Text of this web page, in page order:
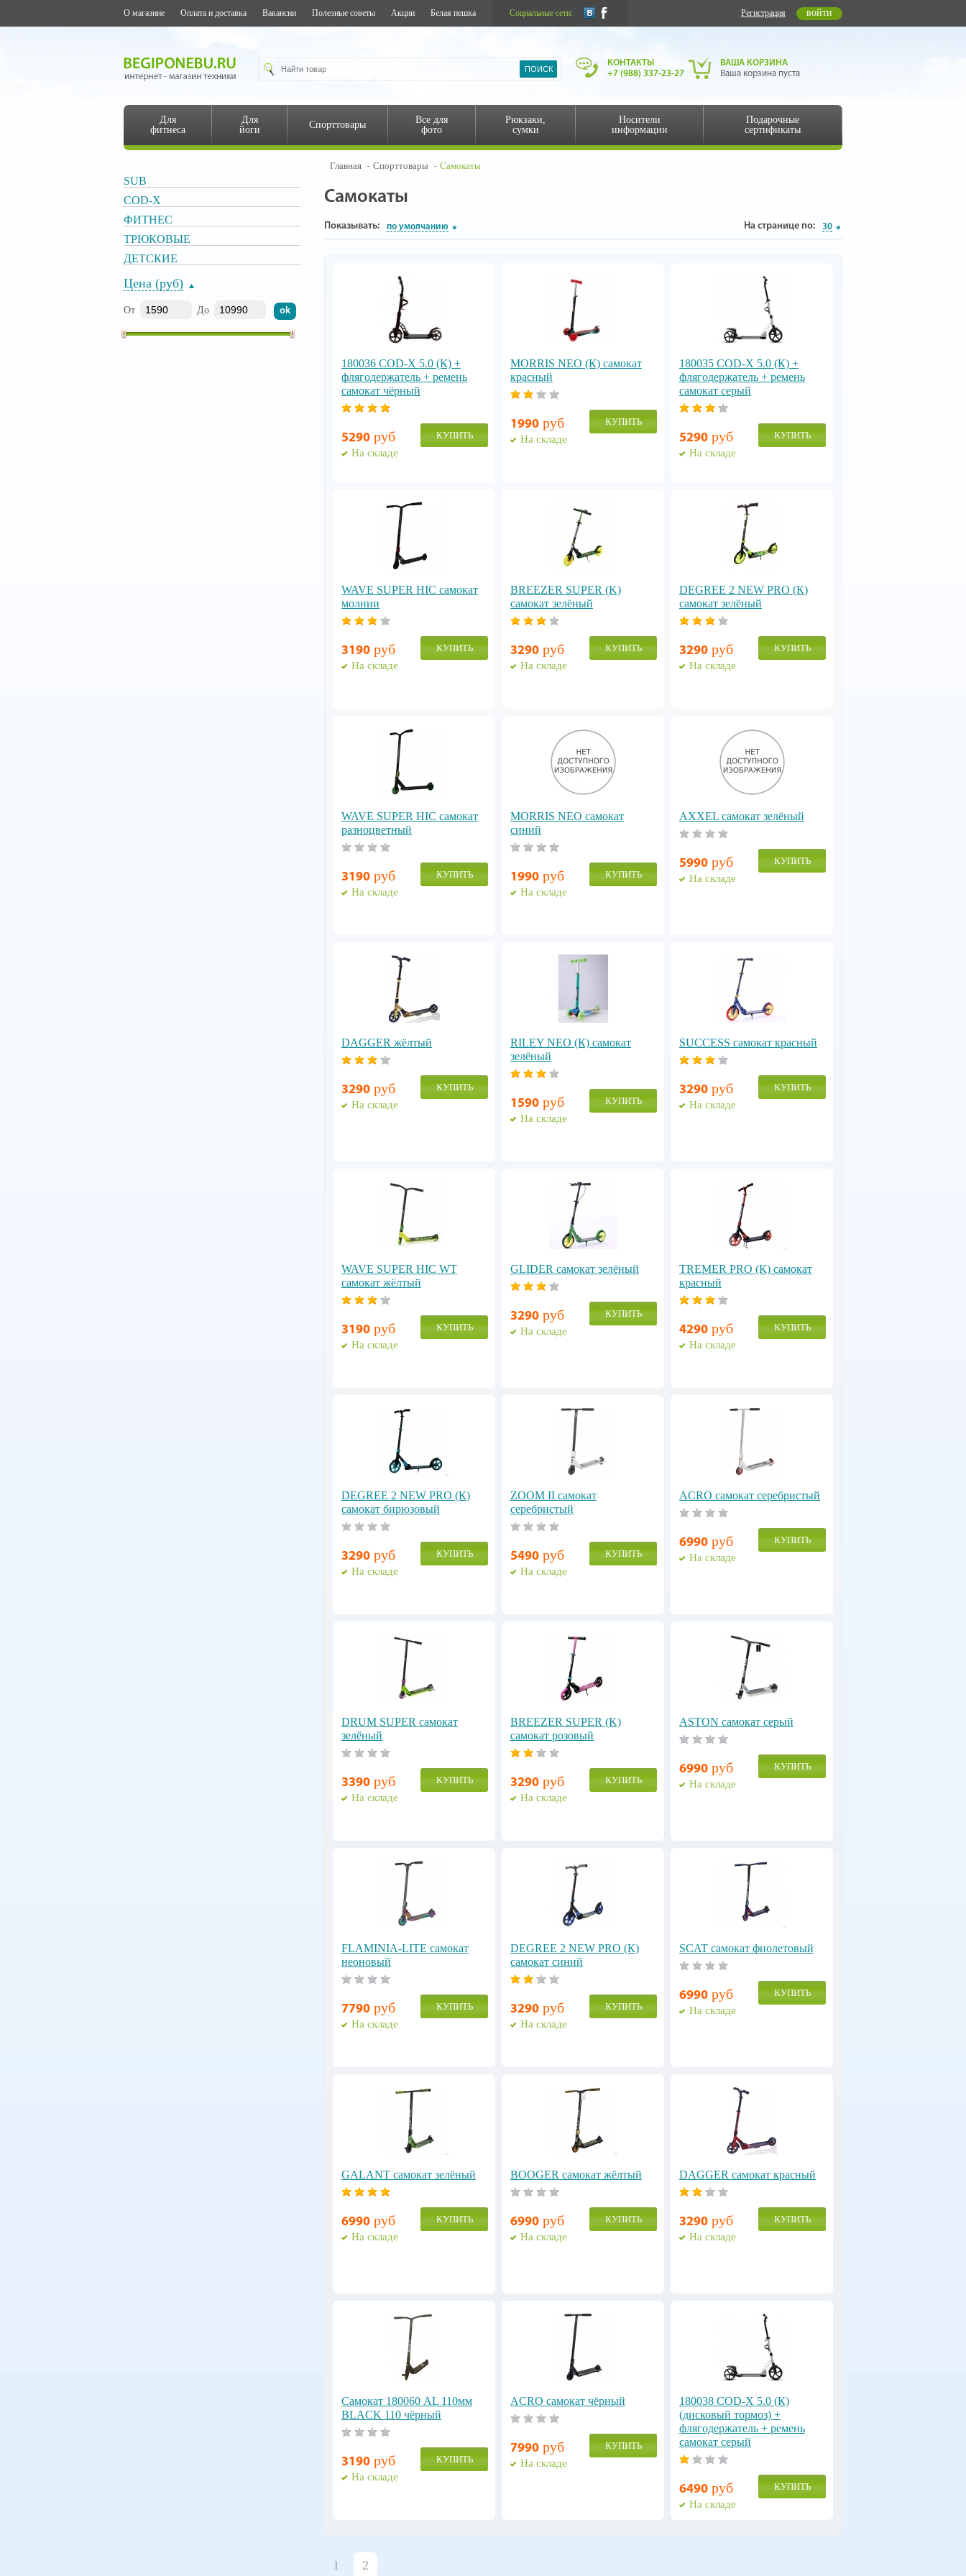
О магазине Оплата и доставка Вакансии Полезные советы Акции Белая пешка Социальные сети: Регистрация войти
КОНТАКТЫ
+7 (988) 337-23-27
ВАША КОРЗИНА
Ваша корзина пуста
Для
фитнеса
Для
йоги
Спорттовары
Все для
фото
Рюкзаки,
сумки
Носители
информации
Подарочные
сертификаты
SUB
COD-X
ФИТНЕС
ТРЮКОВЫЕ
ДЕТСКИЕ
Цена (руб)
От До
Главная Спорттовары Самокаты
Самокаты
Показывать: по умолчанию На странице по: 30
180036 COD-X 5.0 (К) +
флягодержатель + ремень
cамокат чёрный
5290 руб
На складе
КУПИТЬ
MORRIS NEO (К) cамокат
красный
1990 руб
На складе
КУПИТЬ
180035 COD-X 5.0 (К) +
флягодержатель + ремень
cамокат серый
5290 руб
На складе
КУПИТЬ
WAVE SUPER HIC самокат
молнии
3190 руб
На складе
КУПИТЬ
BREEZER SUPER (K)
самокат зелёный
3290 руб
На складе
КУПИТЬ
DEGREE 2 NEW PRO (К)
самокат зелёный
3290 руб
На складе
КУПИТЬ
WAVE SUPER HIC самокат
разноцветный
3190 руб
На складе
КУПИТЬ
MORRIS NEO cамокат
cиний
1990 руб
На складе
КУПИТЬ
AXXEL самокат зелёный
5990 руб
На складе
КУПИТЬ
DAGGER жёлтый
3290 руб
На складе
КУПИТЬ
RILEY NEO (К) cамокат
зелёный
1590 руб
На складе
КУПИТЬ
SUCCESS самокат красный
3290 руб
На складе
КУПИТЬ
WAVE SUPER HIC WT
самокат жёлтый
3190 руб
На складе
КУПИТЬ
GLIDER cамокат зелёный
3290 руб
На складе
КУПИТЬ
TREMER PRO (К) самокат
красный
4290 руб
На складе
КУПИТЬ
DEGREE 2 NEW PRO (К)
самокат бирюзовый
3290 руб
На складе
КУПИТЬ
ZOOM II самокат
серебристый
5490 руб
На складе
КУПИТЬ
ACRO самокат серебристый
6990 руб
На складе
КУПИТЬ
DRUM SUPER самокат
зелёный
3390 руб
На складе
КУПИТЬ
BREEZER SUPER (K)
самокат розовый
3290 руб
На складе
КУПИТЬ
ASTON самокат серый
6990 руб
На складе
КУПИТЬ
FLAMINIA-LITE самокат
неоновый
7790 руб
На складе
КУПИТЬ
DEGREE 2 NEW PRO (К)
самокат синий
3290 руб
На складе
КУПИТЬ
SCAT cамокат фиолетовый
6990 руб
На складе
КУПИТЬ
GALANT cамокат зелёный
6990 руб
На складе
КУПИТЬ
BOOGER cамокат жёлтый
6990 руб
На складе
КУПИТЬ
DAGGER самокат красный
3290 руб
На складе
КУПИТЬ
Самокат 180060 AL 110мм
BLACK 110 чёрный
3190 руб
На складе
КУПИТЬ
ACRO самокат чёрный
7990 руб
На складе
КУПИТЬ
180038 COD-X 5.0 (К)
(дисковый тормоз) +
флягодержатель + ремень
cамокат серый
6490 руб
На складе
КУПИТЬ
1 2